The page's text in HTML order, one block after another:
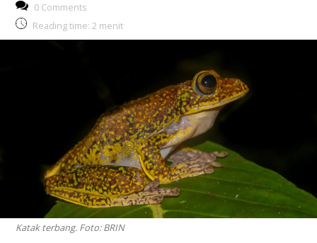
0 Comments
Reading time: 2 menit
Katak terbang. Foto: BRIN